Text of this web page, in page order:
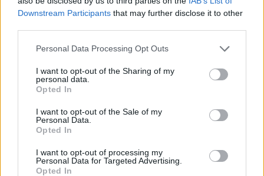
Downstream Participants that may further disclose it to other
Please note that this website/app uses one or more Google
not limited to your visit or usage behaviour. You may click to
grant or deny consent to Google and its third-party tags to
use your data for below specified purposes in below Google
consent section.
Personal Data Processing Opt Outs
I want to opt-out of the Sharing of my
personal data.
Opted In
I want to opt-out of the Sale of my
Personal Data.
Opted In
I want to opt-out of processing my
Personal Data for Targeted Advertising.
Opted In
Sajtó: Az Aston Martintól érkezik Lambiase utódja a Red
Bullhoz?